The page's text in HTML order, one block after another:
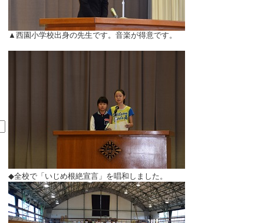
▲西園小学校出身の先生です。音楽が得意です。
◆全校で「いじめ根絶宣言」を唱和しました。